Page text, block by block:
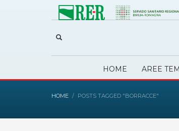
HOME AREE
HOME POSTS TAGGED "BORRACCE"